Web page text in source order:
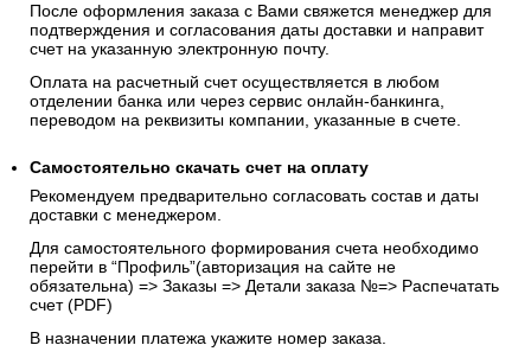
После оформления заказа с Вами свяжется менеджер для
подтверждения и согласования даты доставки и направит
счет на указанную электронную почту.
Оплата на расчетный счет осуществляется в любом
отделении банка или через сервис онлайн-банкинга,
переводом на реквизиты компании, указанные в счете.
Самостоятельно скачать счет на оплату
Рекомендуем предварительно согласовать состав и даты
доставки с менеджером.
Для самостоятельного формирования счета необходимо
перейти в “Профиль”(авторизация на сайте не
обязательна) => Заказы => Детали заказа №=> Распечатать
счет (PDF)
В назначении платежа укажите номер заказа.